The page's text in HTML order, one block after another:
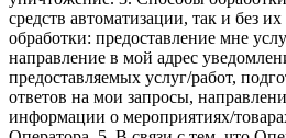
средств автоматизации, так и без
обработки: предоставление мне
направление в мой адрес
предоставляемых услуг/работ,
ответов на мои запросы,
информации о мероприятиях/